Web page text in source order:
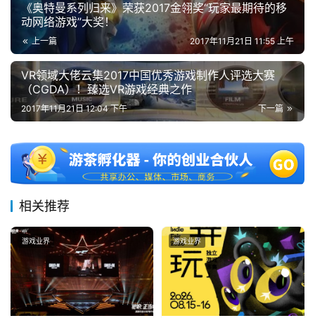
《奥特曼系列归来》荣获2017金翎奖“玩家最期待的移
动网络游戏”大奖！
上一篇 2017年11月21日 11:55 上午
VR领域大佬云集2017中国优秀游戏制作人评选大赛
（CGDA）！臻选VR游戏经典之作
下一篇
2017年11月21日 12:04 下午
相关推荐
游戏业界 游戏业界